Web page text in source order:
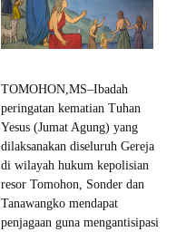
TOMOHON,MS–Ibadah
peringatan kematian Tuhan
Yesus (Jumat Agung) yang
dilaksanakan diseluruh Gereja
di wilayah hukum kepolisian
resor Tomohon, Sonder dan
Tanawangko mendapat
penjagaan guna mengantisipasi